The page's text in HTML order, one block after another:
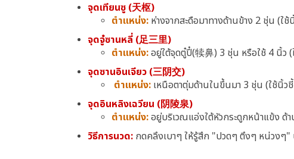
จุดเทียนซู (天枢)
ตำแหน่ง: ห่างจากสะดือมาทางด้านข้าง 2 ชุ่น (ใ
จุดจู๋ซานหลี่ (足三里)
ตำแหน่ง:อยู่ใต้จุดตู๋ปี๋(犊鼻) 3 ชุ่น หรือใช้ 4 นิ้ว
จุดซานอินเจียว (三阴交)
ตำแหน่ง: เหนือตาตุ่มด้านในขึ้นมา 3 ชุ่น (ใช้นิ้ว
จุดอินหลิงเฉวียน (阴陵泉)
ตำแหน่ง:อยู่บริเวณแอ่งใต้หัวกระดูกหน้าแข้ง ด้
วิธีการนวด: กดคลึงเบาๆ ให้รู้สึก "ปวดๆ ตึงๆ หน่วงๆ"